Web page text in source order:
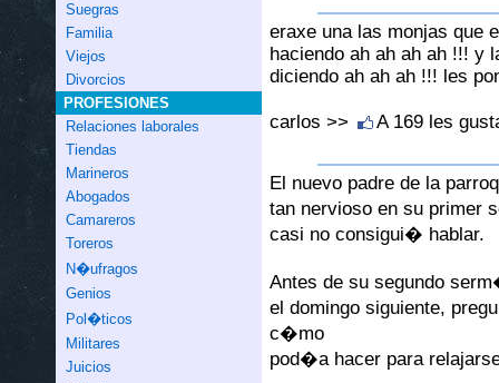
Suegras
Familia
Viejos
Divorcios
PROFESIONES
Relaciones laborales
Tiendas
Marineros
Abogados
Camareros
Toreros
N�ufragos
Genios
Pol�ticos
Militares
Juicios
eraxe una las monjas que
haciendo ah ah ah ah !!! y
diciendo ah ah ah !!! les
carlos >> A 169 les
El nuevo padre de la
tan nervioso en su primer
casi no consigui� hablar.
Antes de su segundo
el domingo siguiente,
c�mo
pod�a hacer para